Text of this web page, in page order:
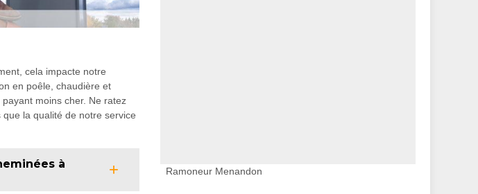
cela impacte notre
en poêle, chaudière et
moins cher. Ne ratez
la qualité de notre service
à
Ramoneur Menandon